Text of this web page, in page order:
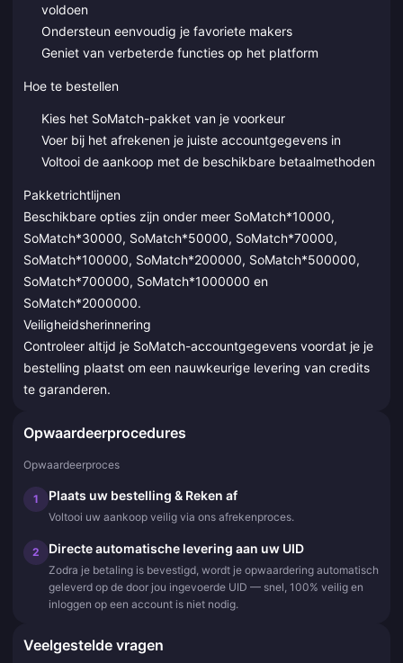
voldoen
Ondersteun eenvoudig je favoriete makers
Geniet van verbeterde functies op het platform
Hoe te bestellen
Kies het SoMatch-pakket van je voorkeur
Voer bij het afrekenen je juiste accountgegevens in
Voltooi de aankoop met de beschikbare betaalmethoden
Pakketrichtlijnen
Beschikbare opties zijn onder meer SoMatch*10000,
SoMatch*30000, SoMatch*50000, SoMatch*70000,
SoMatch*100000, SoMatch*200000, SoMatch*500000,
SoMatch*700000, SoMatch*1000000 en
SoMatch*2000000.
Veiligheidsherinnering
Controleer altijd je SoMatch-accountgegevens voordat je je
bestelling plaatst om een nauwkeurige levering van credits
te garanderen.
Opwaardeerprocedures
Opwaardeerproces
1 Plaats uw bestelling & Reken af
Voltooi uw aankoop veilig via ons afrekenproces.
2 Directe automatische levering aan uw UID
Zodra je betaling is bevestigd, wordt je opwaardering automatisch
geleverd op de door jou ingevoerde UID — snel, 100% veilig en
inloggen op een account is niet nodig.
Veelgestelde vragen